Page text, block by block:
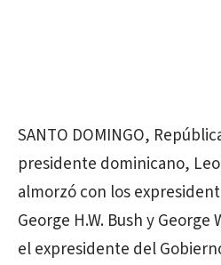
SANTO DOMINGO,
presidente dominicano,
almorzó con los
George H.W. Bush y George
el expresidente del